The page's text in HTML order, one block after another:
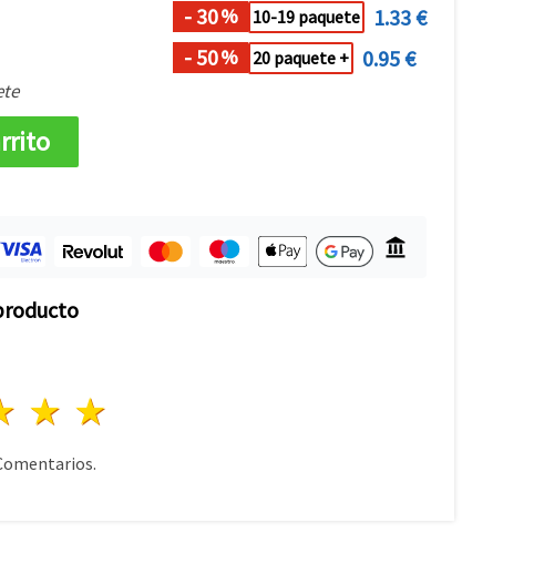
- 30% 10-19 paquete
1.33 €
- 50% 20 paquete + 0.95 €
4 estrellas
3 estrellas